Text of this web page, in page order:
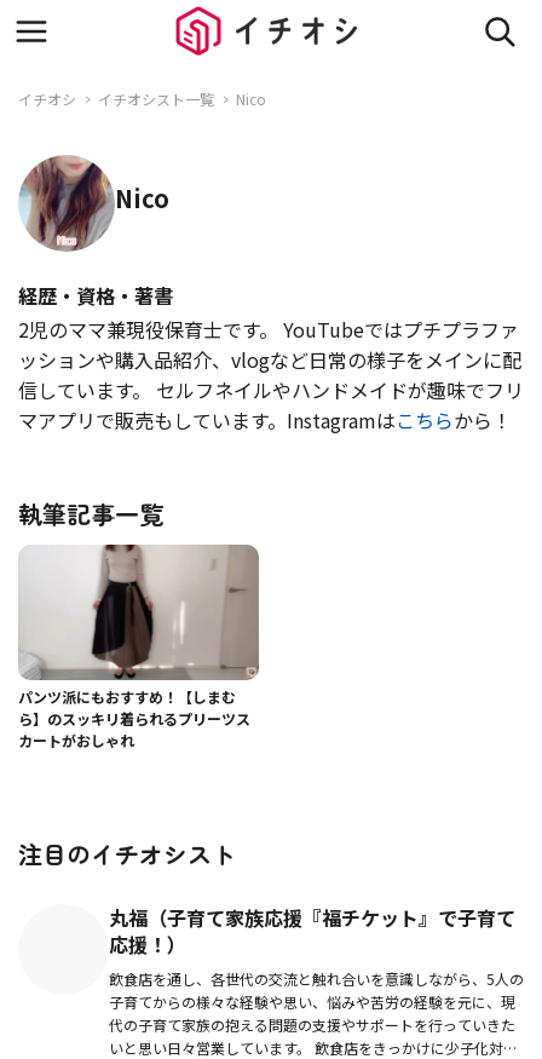
イチオシ イチオシスト一覧 Nico
Nico
経歴・資格・著書
2児のママ兼現役保育士です。 YouTubeではプチプラファ
ッションや購入品紹介、vlogなど日常の様子をメインに配
信しています。 セルフネイルやハンドメイドが趣味でフリ
マアプリで販売もしています。Instagramはこちらから！
執筆記事一覧
パンツ派にもおすすめ！【しまむ
ら】のスッキリ着られるプリーツス
カートがおしゃれ
注目のイチオシスト
丸福（子育て家族応援『福チケット』で子育て
応援！）
飲食店を通し、各世代の交流と触れ合いを意識しながら、5人の
子育てからの様々な経験や思い、悩みや苦労の経験を元に、現
代の子育て家族の抱える問題の支援やサポートを行っていきた
いと思い日々営業しています。 飲食店をきっかけに少子化対策